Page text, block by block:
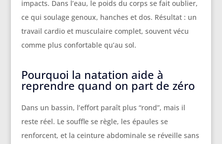
impacts. Dans l’eau, le poids du corps se fait oublier,
ce qui soulage genoux, hanches et dos. Résultat : un
travail cardio et musculaire complet, souvent vécu
comme plus confortable qu’au sol.
Pourquoi la natation aide à
reprendre quand on part de zéro
Dans un bassin, l’effort paraît plus “rond”, mais il
reste réel. Le souffle se règle, les épaules se
renforcent, et la ceinture abdominale se réveille sans